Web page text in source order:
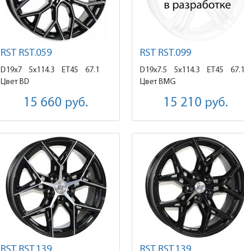
RST RST.059
D19x7 5x114.3 ET45
67.1
Цвет BD
15 660 руб.
RST RST.099
D19x7.5 5x114.3 ET45
67.1
Цвет BMG
15 210 руб.